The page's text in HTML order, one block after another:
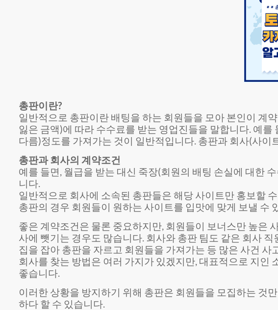
총판이란?
일반적으로 총판이란 배팅을 하는 회원들을 모아 본인이 계
잃은 금액)에 따라 수수료를 받는 영업진들을 말합니다. 예
다름)정도를 가져가는 것이 일반적입니다. 총판과 회사(사
총판과 회사의 계약조건
예를 들면, 월급을 받는 대신 죽장(회원의 배팅 손실에 대한
니다.
일반적으로 회사에 소속된 총판들은 해당 사이트만 홍보할
총판의 경우 회원들이 원하는 사이트를 입맛에 맞게 보낼 수
좋은 계약조건은 물론 중요하지만, 회원들이 보너스만 높은
사에 뺏기는 경우도 많습니다. 회사와 총판 팀도 같은 회사
집을 잡아 총판을 자르고 회원들을 가져가는 등 많은 사건
회사를 찾는 방법은 여러 가지가 있겠지만, 대표적으로 지인
좋습니다.
이러한 상황을 방지하기 위해 총판은 회원들을 모집하는 것
하다 할 수 있습니다.